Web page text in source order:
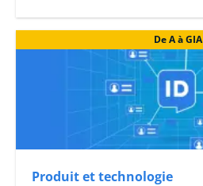
De A à GIA
Produit et technologie